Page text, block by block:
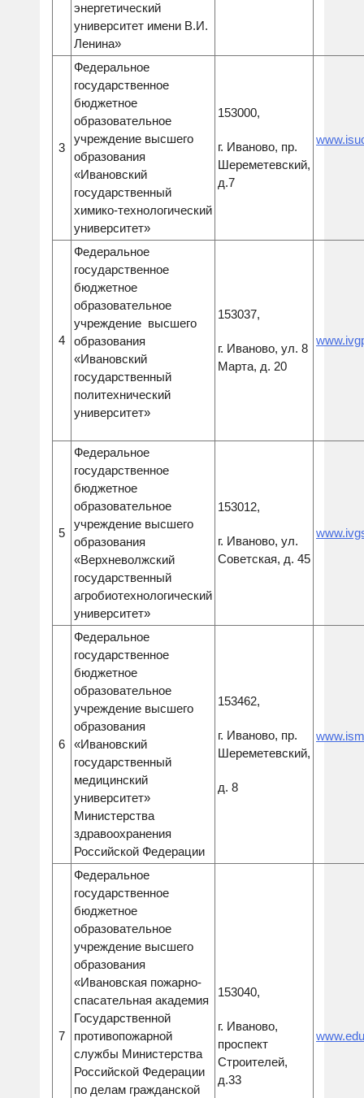
энергетический
университет имени В.И.
Ленина»
3
Федеральное
государственное
бюджетное
образовательное
учреждение высшего
образования
«Ивановский
государственный
химико-технологический
университет»
153000,
г. Иваново, пр.
Шереметевский,
д.7
4
Федеральное
государственное
бюджетное
образовательное
учреждение высшего
образования
«Ивановский
государственный
политехнический
университет»
153037,
г. Иваново, ул. 8
Марта, д. 20
5
Федеральное
государственное
бюджетное
образовательное
учреждение высшего
образования
«Верхневолжский
государственный
агробиотехнологический
университет»
153012,
г. Иваново, ул.
Советская, д. 45
6
Федеральное
государственное
бюджетное
образовательное
учреждение высшего
образования
«Ивановский
государственный
медицинский
университет»
Министерства
здравоохранения
Российской Федерации
153462,
г. Иваново, пр.
Шереметевский,
д. 8
7
Федеральное
государственное
бюджетное
образовательное
учреждение высшего
образования
«Ивановская пожарно-
спасательная академия
Государственной
противопожарной
службы Министерства
Российской Федерации
по делам гражданской
153040,
г. Иваново,
проспект
Строителей,
д.33